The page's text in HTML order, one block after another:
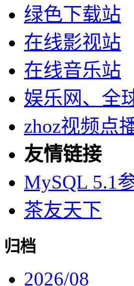
绿色下载站
在线影视站
在线音乐站
娱乐网、全
zhoz视频点
友情链接
MySQL 5.1
茶友天下
归档
2026/08